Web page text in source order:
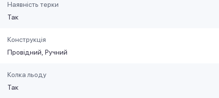
Наявність терки
Так
Конструкція
Провідний Ручний
Колка льоду
Так